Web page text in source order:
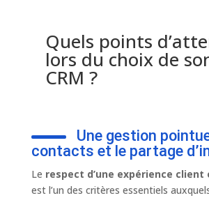
Quels points
lors du choix de
CRM ?
Une gestion
contacts et le partage
Le respect d’une expérience client
est l’un des critères essentiels